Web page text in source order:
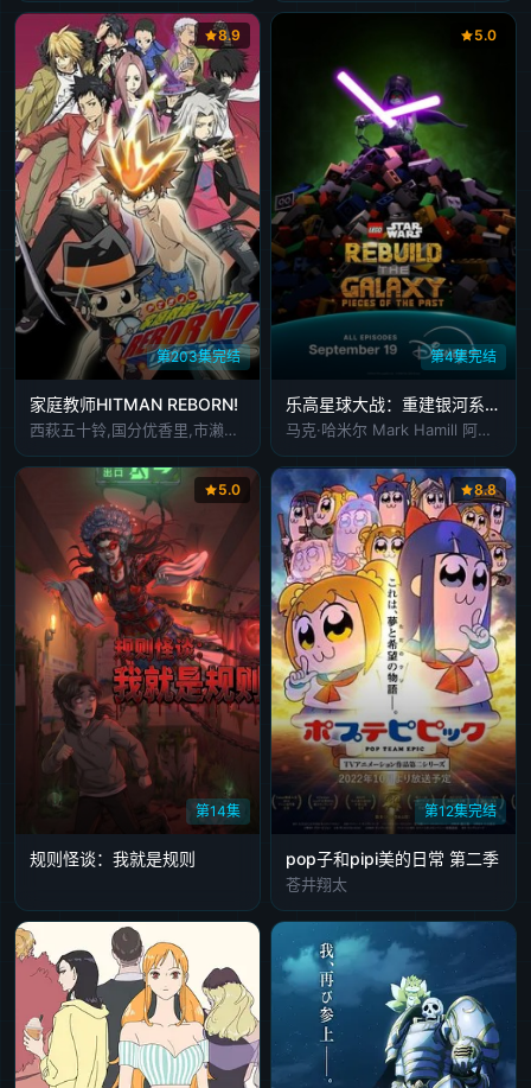
第203集完结
8.9
家庭教师HITMAN REBORN!
西萩五十铃,国分优香里,市濑秀和,井上优,木内秀信,近藤隆,饭田利信,明坂聪美,稻村优奈,吉田仁美,竹内顺子,蒋里美,中村太亮
第4集完结
5.0
乐高星球大战：重建银河系第二季
马克·哈米尔 Mark Hamill 阿梅德·贝斯特 Ahmed Best 伽塔·马塔拉佐 Gaten Matarazzo 鲍比·莫尼汉 Bobby Moynihan 马尔赛·马丁 Marsai Martin 托尼·雷沃罗利 Tony Revolori 迈克尔·丘萨克 Michael Cusack
第14集
5.0
规则怪谈：我就是规则
第12集完结
8.8
pop子和pipi美的日常 第二季
苍井翔太